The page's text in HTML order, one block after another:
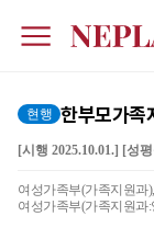
현행 한부모가족
[시행 2025.10.01.] [성
여성가족부(가족지원과),
여성가족부(가족지원과: